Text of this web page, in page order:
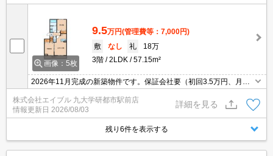
画像：5枚
9.5万円(管理費等：7,000円)
敷
なし 礼
18万
3階
2LDK 57.15m²
2026年11月完成の新築物件です。保証会社要（初回3.5万円、月総
額の1％＋800円/月）。
株式会社エイブル 九大学研都市駅前店
情報更新日 2026/08/03
詳細を見る
残り6件を表示する